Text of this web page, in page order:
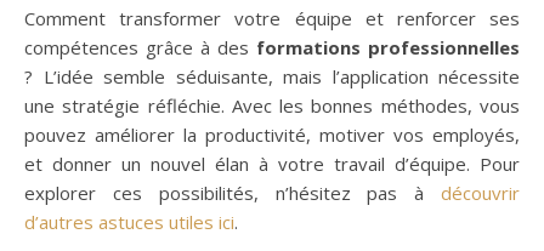
Comment transformer votre équipe et renforcer ses
compétences grâce à des formations professionnelles
? L’idée semble séduisante, mais l’application nécessite
une stratégie réfléchie. Avec les bonnes méthodes, vous
pouvez améliorer la productivité, motiver vos employés,
et donner un nouvel élan à votre travail d’équipe. Pour
explorer ces possibilités, n’hésitez pas à découvrir
d’autres astuces utiles ici.